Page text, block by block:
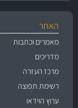
האתר
מאמרים וכתבות
מדריכים
מרכז העזרה
רשימת תפוצה
ערוץ הוידאו